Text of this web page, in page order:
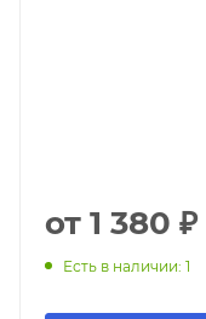
от 1 380 ₽
Есть в наличии: 1